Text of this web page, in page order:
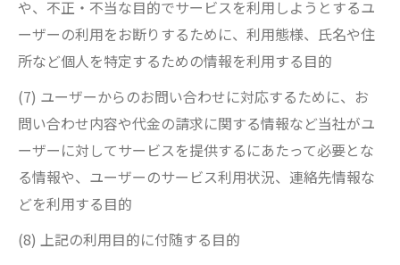
や、不正・不当な目的でサービスを利用しようとするユ
ーザーの利用をお断りするために、利用態様、氏名や住
所など個人を特定するための情報を利用する目的
(7) ユーザーからのお問い合わせに対応するために、お
問い合わせ内容や代金の請求に関する情報など当社がユ
ーザーに対してサービスを提供するにあたって必要とな
る情報や、ユーザーのサービス利用状況、連絡先情報な
どを利用する目的
(8) 上記の利用目的に付随する目的